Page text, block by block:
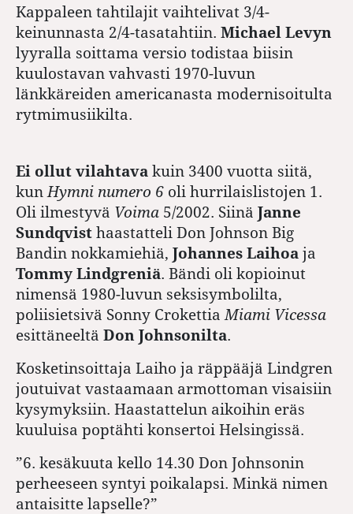
Kappaleen tahtilajit vaihtelivat 3/4-
keinunnasta 2/4-tasatahtiin. Michael Levyn
lyyralla soittama versio todistaa biisin
kuulostavan vahvasti 1970-luvun
länkkäreiden americanasta modernisoitulta
rytmimusiikilta.
Ei ollut vilahtava kuin 3400 vuotta siitä,
kun Hymni numero 6 oli hurrilaislistojen 1.
Oli ilmestyvä Voima 5/2002. Siinä Janne
Sundqvist haastatteli Don Johnson Big
Bandin nokkamiehiä, Johannes Laihoa ja
Tommy Lindgreniä. Bändi oli kopioinut
nimensä 1980-luvun seksisymbolilta,
poliisietsivä Sonny Crokettia Miami Vicessa
esittäneeltä Don Johnsonilta.
Kosketinsoittaja Laiho ja räppääjä Lindgren
joutuivat vastaamaan armottoman visaisiin
kysymyksiin. Haastattelun aikoihin eräs
kuuluisa poptähti konsertoi Helsingissä.
”6. kesäkuuta kello 14.30 Don Johnsonin
perheeseen syntyi poikalapsi. Minkä nimen
antaisitte lapselle?”